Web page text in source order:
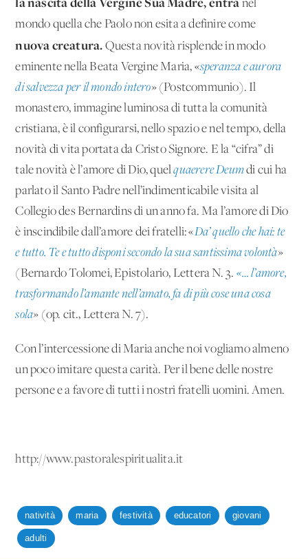
nel
mondo quella che Paolo non esita a definire come
nuova creatura. Questa novità risplende in modo
eminente nella Beata Vergine Maria, «speranza e aurora
di salvezza per il mondo intero» (Postcommunio). Il
monastero, immagine luminosa di tutta la comunità
cristiana, è il configurarsi, nello spazio e nel tempo, della
novità di vita portata da Cristo Signore. E la “cifra” di
tale novità è l’amore di Dio, quelquaerere Deumdi cui ha
parlato il Santo Padre nell’indimenticabile visita al
Collegio des Bernardins di un anno fa. Ma l’amore di Dio
è inscindibile dall’amore dei fratelli: «Da’ quello che hai: te
e tutto. Te e tutto disponi secondo la sua santissima volontà»
(Bernardo Tolomei, Epistolario, Lettera N. 3. «… l’amore,
trasformando l’amante nell’amato, fa di più cose una cosa
sola» (op. cit., Lettera N. 7).
Con l’intercessione di Maria anche noi vogliamo almeno
un poco imitare questa carità. Per il bene delle nostre
persone e a favore di tutti i nostri fratelli uomini. Amen.
http://www.pastoralespiritualita.it
natività maria festività educatori giovani
adulti